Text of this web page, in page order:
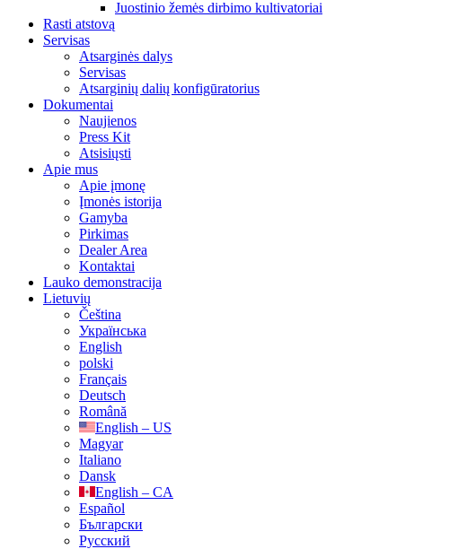
Juostinio žemės dirbimo kultivatoriai
Rasti atstovą
Servisas
Atsarginės dalys
Servisas
Atsarginių dalių konfigūratorius
Dokumentai
Naujienos
Press Kit
Atsisiųsti
Apie mus
Apie įmonę
Įmonės istorija
Gamyba
Pirkimas
Dealer Area
Kontaktai
Lauko demonstracija
Lietuvių
Čeština
Українська
English
polski
Français
Deutsch
Română
English – US
Magyar
Italiano
Dansk
English – CA
Español
Български
Русский